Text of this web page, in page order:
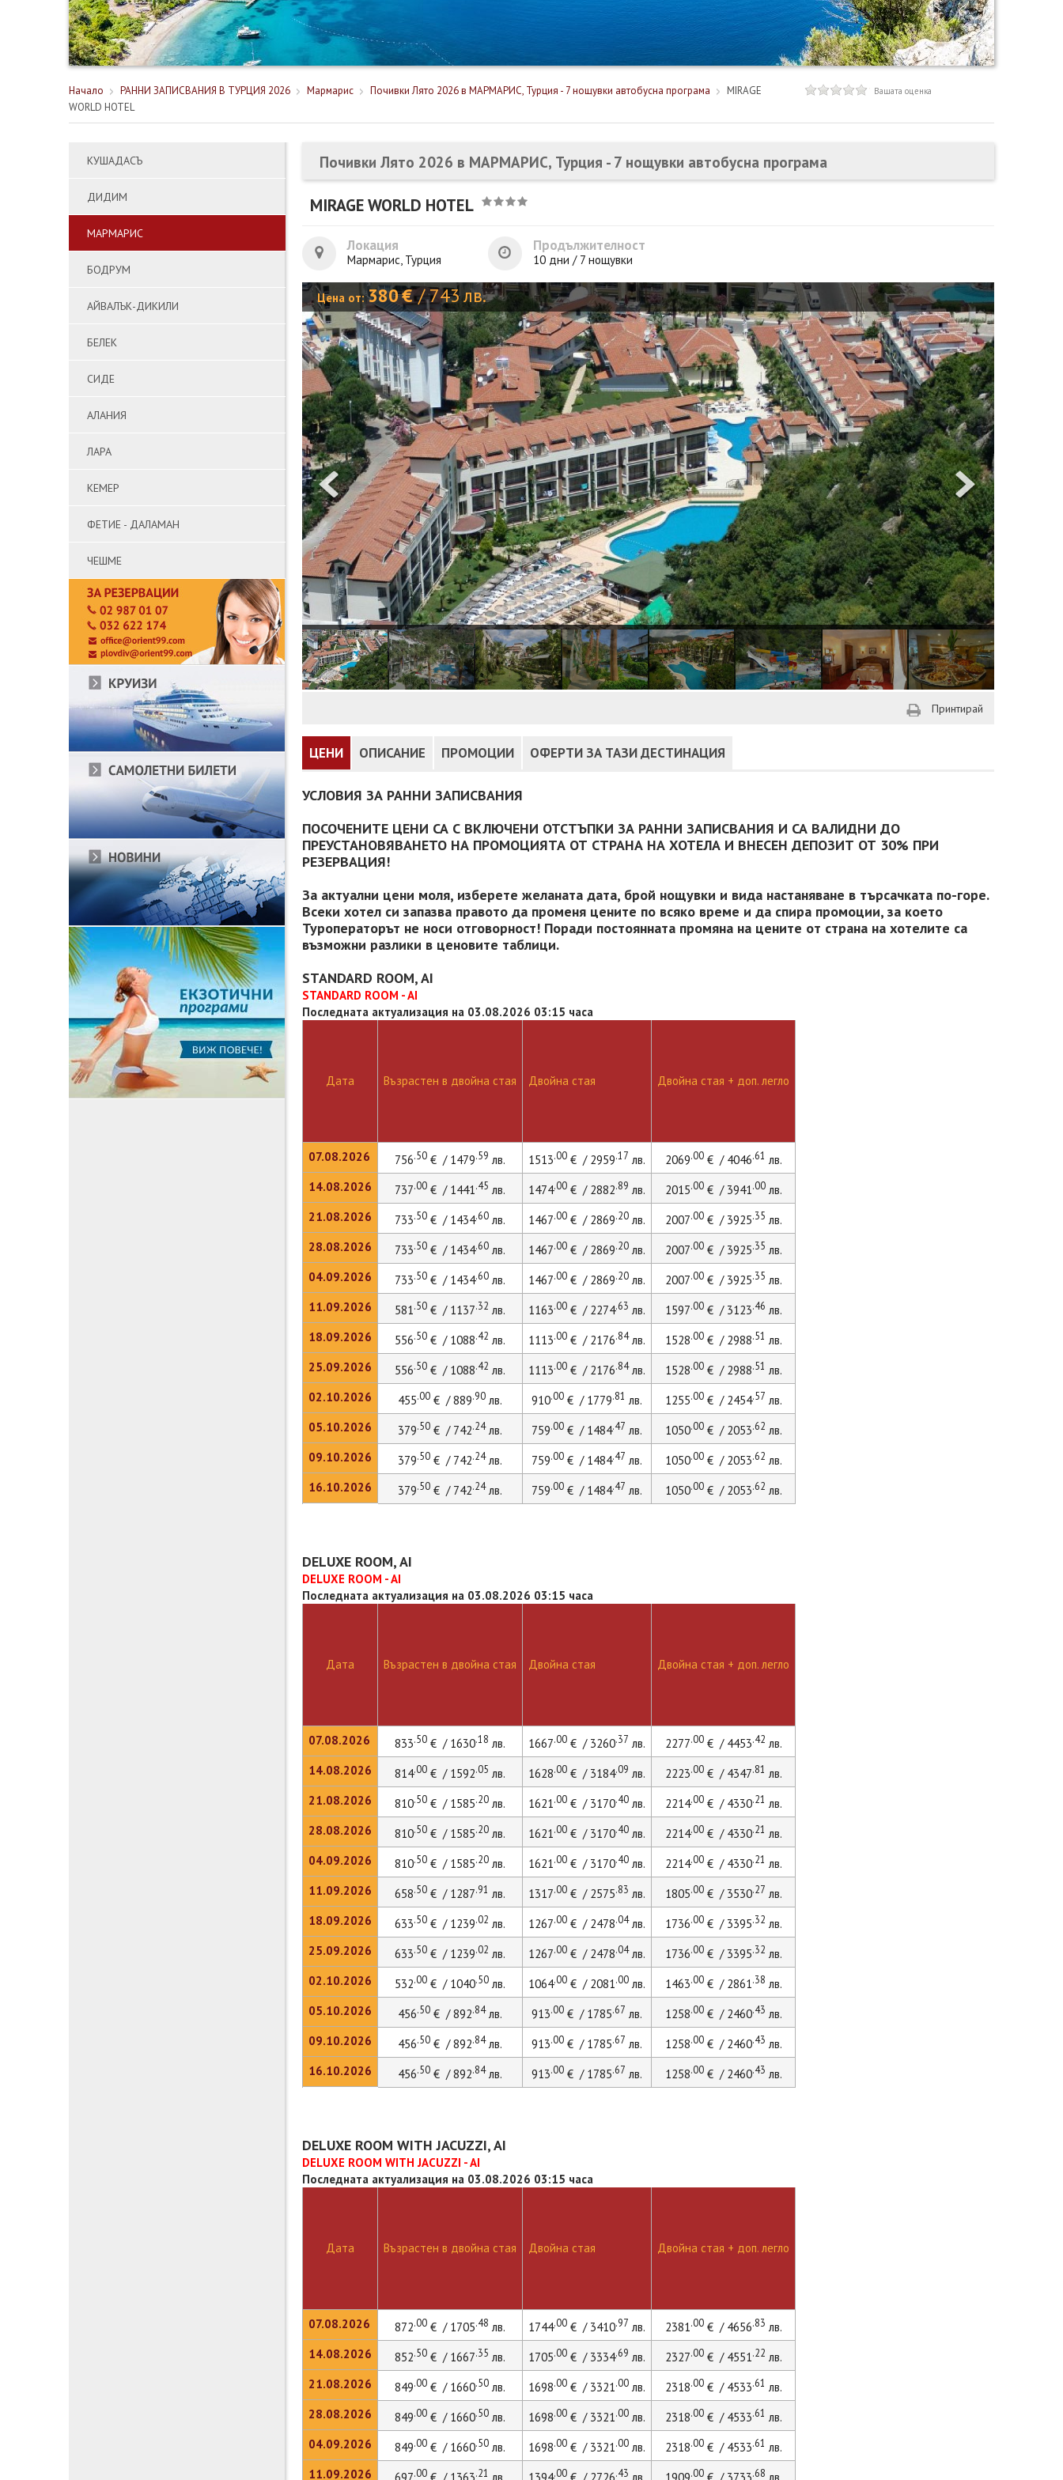
Начало РАННИ ЗАПИСВАНИЯ В ТУРЦИЯ 2026 Мармарис Почивки Лято 2026 в МАРМАРИС, Турция - 7 нощувки автобусна програма
MIRAGE
WORLD HOTEL
Вашата оценка
КУШАДАСЪ
ДИДИМ
МАРМАРИС
БОДРУМ
АЙВАЛЪК-ДИКИЛИ
БЕЛЕК
СИДЕ
АЛАНИЯ
ЛАРА
КЕМЕР
ФЕТИЕ - ДАЛАМАН
ЧЕШМЕ
Почивки Лято 2026 в МАРМАРИС, Турция - 7 нощувки автобусна програма
MIRAGE WORLD HOTEL
Локация
Мармарис, Турция
Продължителност
10 дни / 7 нощувки
Цена от:380€ / 743лв.
Принтирай
ЦЕНИ ОПИСАНИЕ ПРОМОЦИИ ОФЕРТИ ЗА ТАЗИ ДЕСТИНАЦИЯ
УСЛОВИЯ ЗА РАННИ ЗАПИСВАНИЯ
ПОСОЧЕНИТЕ ЦЕНИ СА С ВКЛЮЧЕНИ ОТСТЪПКИ ЗА РАННИ ЗАПИСВАНИЯ И СА ВАЛИДНИ ДО
ПРЕУСТАНОВЯВАНЕТО НА ПРОМОЦИЯТА ОТ СТРАНА НА ХОТЕЛА И ВНЕСЕН ДЕПОЗИТ ОТ 30% ПРИ
РЕЗЕРВАЦИЯ!
За актуални цени моля, изберете желаната дата, брой нощувки и вида настаняване в търсачката по-горе.
Всеки хотел си запазва правото да променя цените по всяко време и да спира промоции, за което
Туроператорът не носи отговорност! Поради постоянната промяна на цените от страна на хотелите са
възможни разлики в ценовите таблици.
STANDARD ROOM, AI
STANDARD ROOM - AI
Последната актуализация на 03.08.2026 03:15 часа
Дата
07.08.2026
14.08.2026
21.08.2026
28.08.2026
04.09.2026
11.09.2026
18.09.2026
25.09.2026
02.10.2026
05.10.2026
09.10.2026
16.10.2026
Възрастен в двойна стая Двойна стая Двойна стая + доп. легло
756.50 € / 1479.59 лв. 1513.00 € / 2959.17 лв. 2069.00€ / 4046.61 лв.
737.00 € / 1441.45 лв. 1474.00 € / 2882.89 лв. 2015.00€ / 3941.00лв.
733.50 € / 1434.60 лв. 1467.00 € / 2869.20 лв. 2007.00€ / 3925.35 лв.
733.50 € / 1434.60 лв. 1467.00 € / 2869.20 лв. 2007.00€ / 3925.35 лв.
733.50 € / 1434.60 лв. 1467.00 € / 2869.20 лв. 2007.00€ / 3925.35 лв.
581.50 € / 1137.32 лв. 1163.00 € / 2274.63 лв. 1597.00€ / 3123.46 лв.
556.50 € / 1088.42 лв. 1113.00 € / 2176.84лв. 1528.00€ / 2988.51 лв.
556.50 € / 1088.42 лв. 1113.00 € / 2176.84лв. 1528.00€ / 2988.51 лв.
455.00 € / 889.90 лв. 910.00 € / 1779.81 лв. 1255.00€ / 2454.57 лв.
379.50 € / 742.24лв. 759.00 € / 1484.47 лв. 1050.00€ / 2053.62 лв.
379.50 € / 742.24лв. 759.00 € / 1484.47 лв. 1050.00€ / 2053.62 лв.
379.50 € / 742.24лв. 759.00 € / 1484.47 лв. 1050.00€ / 2053.62 лв.
DELUXE ROOM, AI
DELUXE ROOM - AI
Последната актуализация на 03.08.2026 03:15 часа
Дата
07.08.2026
14.08.2026
21.08.2026
28.08.2026
04.09.2026
11.09.2026
18.09.2026
25.09.2026
02.10.2026
05.10.2026
09.10.2026
16.10.2026
Възрастен в двойна стая Двойна стая Двойна стая + доп. легло
833.50 € / 1630.18 лв. 1667.00 € / 3260.37 лв. 2277.00€ / 4453.42 лв.
814.00 € / 1592.05 лв. 1628.00 € / 3184.09 лв. 2223.00€ / 4347.81 лв.
810.50 € / 1585.20 лв. 1621.00 € / 3170.40 лв. 2214.00€ / 4330.21 лв.
810.50 € / 1585.20 лв. 1621.00 € / 3170.40 лв. 2214.00€ / 4330.21 лв.
810.50 € / 1585.20 лв. 1621.00 € / 3170.40 лв. 2214.00€ / 4330.21 лв.
658.50 € / 1287.91 лв. 1317.00 € / 2575.83 лв. 1805.00€ / 3530.27 лв.
633.50 € / 1239.02 лв. 1267.00 € / 2478.04лв. 1736.00€ / 3395.32 лв.
633.50 € / 1239.02 лв. 1267.00 € / 2478.04лв. 1736.00€ / 3395.32 лв.
532.00 € / 1040.50 лв. 1064.00 € / 2081.00 лв. 1463.00€ / 2861.38 лв.
456.50 € / 892.84лв. 913.00 € / 1785.67 лв. 1258.00€ / 2460.43 лв.
456.50 € / 892.84лв. 913.00 € / 1785.67 лв. 1258.00€ / 2460.43 лв.
456.50 € / 892.84лв. 913.00 € / 1785.67 лв. 1258.00€ / 2460.43 лв.
DELUXE ROOM WITH JACUZZI, AI
DELUXE ROOM WITH JACUZZI - AI
Последната актуализация на 03.08.2026 03:15 часа
Дата
07.08.2026
14.08.2026
21.08.2026
28.08.2026
04.09.2026
11.09.2026
Възрастен в двойна стая Двойна стая Двойна стая + доп. легло
872.00 € / 1705.48 лв. 1744.00 € / 3410.97 лв. 2381.00€ / 4656.83 лв.
852.50 € / 1667.35 лв. 1705.00 € / 3334.69 лв. 2327.00€ / 4551.22 лв.
849.00 € / 1660.50 лв. 1698.00 € / 3321.00 лв. 2318.00€ / 4533.61 лв.
849.00 € / 1660.50 лв. 1698.00 € / 3321.00 лв. 2318.00€ / 4533.61 лв.
849.00 € / 1660.50 лв. 1698.00 € / 3321.00 лв. 2318.00€ / 4533.61 лв.
.00 .21 .00 .43 .00 .68